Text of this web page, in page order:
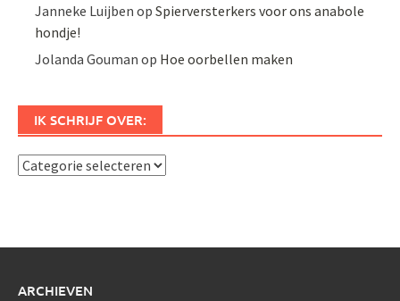
Janneke Luijben opSpierversterkers voor ons anabole
hondje!
Jolanda Gouman op Hoe oorbellen maken
IK SCHRIJF OVER:
Ik
ARCHIEVEN